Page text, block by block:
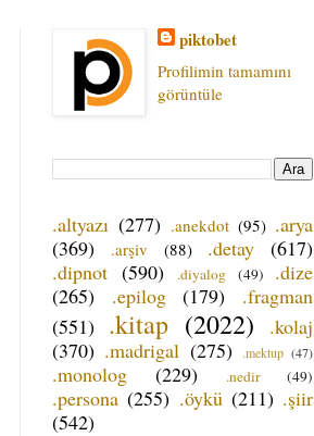
piktobet
Profilimin tamamını
görüntüle
.altyazı (277) .anekdot (95) .arya
(369)
.arşiv (88) .detay
(617)
.dipnot (590) .diyalog (49)
.dize
(265)
.epilog (179)
.fragman
(551) .kitap (2022)
.kolaj
(370) .madrigal (275) .mektup (47)
.monolog (229) .nedir (49)
.persona (255) .öykü (211) .şiir
(542)